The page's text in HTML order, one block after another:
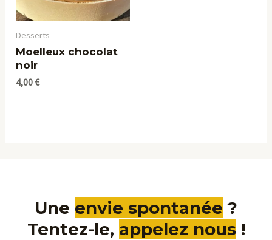
Desserts
Moelleux chocolat
noir
4,00€
Une envie spontanée ?
Tentez-le, appelez nous!